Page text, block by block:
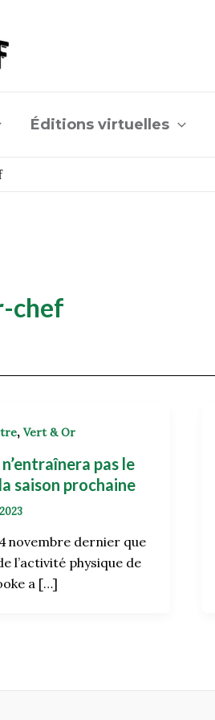
Éditions virtuelles
chef
, Vert & Or
pas le
saison prochaine
novembre dernier que
l’activité physique de
a […]